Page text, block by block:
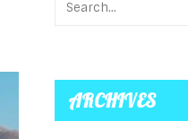
ARCHIVES